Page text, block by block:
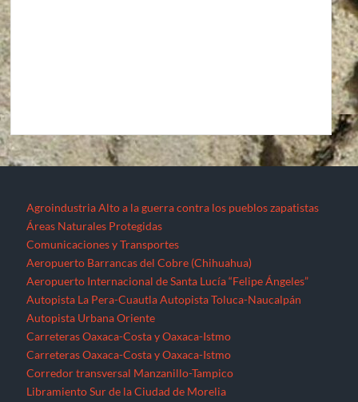
Agroindustria Alto a la guerra contra los pueblos zapatistas
Áreas Naturales Protegidas
Comunicaciones y Transportes
Aeropuerto Barrancas del Cobre (Chihuahua)
Aeropuerto Internacional de Santa Lucía “Felipe Ángeles”
Autopista La Pera-Cuautla Autopista Toluca-Naucalpán
Autopista Urbana Oriente
Carreteras Oaxaca-Costa y Oaxaca-Istmo
Carreteras Oaxaca-Costa y Oaxaca-Istmo
Corredor transversal Manzanillo-Tampico
Libramiento Sur de la Ciudad de Morelia